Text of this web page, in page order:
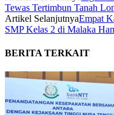
Tewas Tertimbun Tanah
Artikel SelanjutnyaEmpat
SMP Kelas 2 di Malaka
BERITA TERKAIT